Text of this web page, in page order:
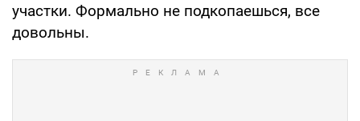
участки. Формально не подкопаешься, все
довольны.